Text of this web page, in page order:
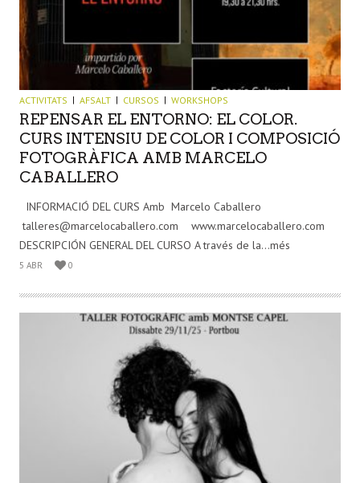
ACTIVITATS AFSALT CURSOS WORKSHOPS
REPENSAR EL ENTORNO: EL COLOR.
CURS INTENSIU DE COLOR I COMPOSICIÓ
FOTOGRÀFICA AMB MARCELO
CABALLERO
INFORMACIÓ DEL CURS Amb Marcelo Caballero
talleres@marcelocaballero.com www.marcelocaballero.com
DESCRIPCIÓN GENERAL DEL CURSO A través de la...més
5 ABR 0